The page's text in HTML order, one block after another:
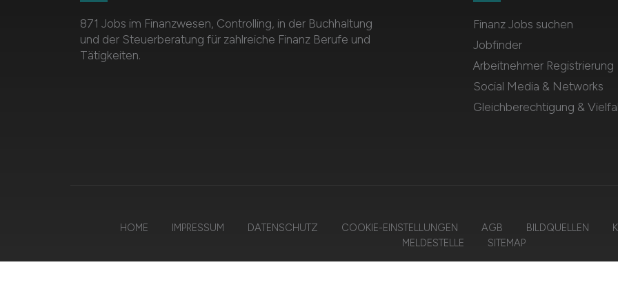
871 Jobs im Finanzwesen, Controlling, in der Buchhaltung
und der Steuerberatung für zahlreiche Finanz Berufe und
Tätigkeiten.
Finanz Jobs suchen
Jobfinder
Arbeitnehmer Registrierung
Social Media & Networks
Gleichberechtigung &
HOME IMPRESSUM DATENSCHUTZ COOKIE-EINSTELLUNGEN AGB BILDQUELLEN
MELDESTELLE
SITEMAP